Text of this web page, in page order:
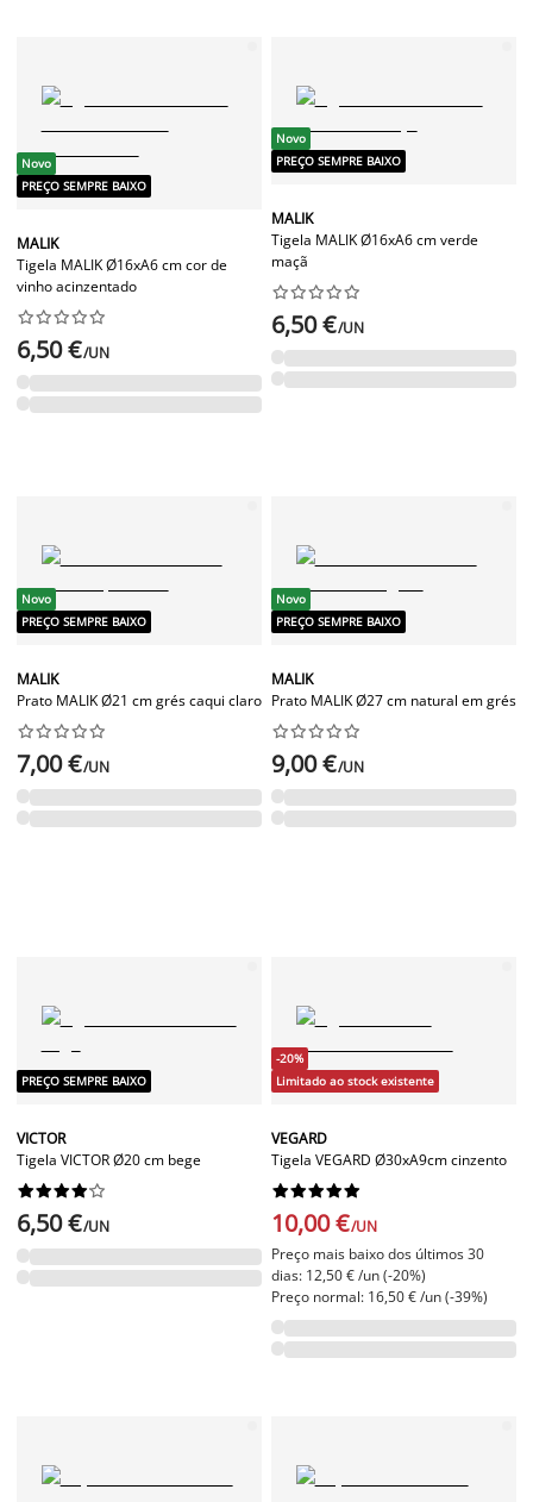
Novo
PREÇO SEMPRE BAIXO
MALIK
Tigela MALIK Ø16xA6 cm cor de
vinho acinzentado






6,50 €/UN
Novo
PREÇO SEMPRE BAIXO
MALIK
Tigela MALIK Ø16xA6 cm verde
maçã






6,50 €/UN
Novo
PREÇO SEMPRE BAIXO
MALIK
Prato MALIK Ø21 cm grés caqui claro






7,00 €/UN
Novo
PREÇO SEMPRE BAIXO
MALIK
Prato MALIK Ø27 cm natural em grés






9,00 €/UN
PREÇO SEMPRE BAIXO
VICTOR
Tigela VICTOR Ø20 cm bege






6,50 €/UN
-20%
Limitado ao stock existente
VEGARD
Tigela VEGARD Ø30xA9cm cinzento






10,00 €/UN
Preço mais baixo dos últimos 30
dias: 12,50 € /un (-20%)
Preço normal: 16,50 € /un (-39%)